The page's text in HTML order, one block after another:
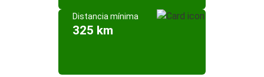
Distancia mínima
325 km